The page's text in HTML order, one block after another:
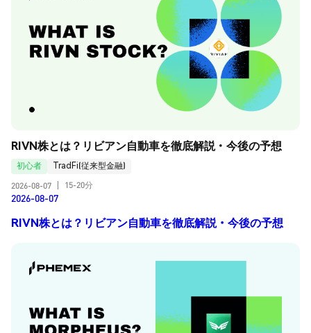
RIVN株とは？リビアン自動車を徹底解説・今後の予想
初心者
TradFi(従来型金融)
2026-08-07
15-20分
2026-08-07
RIVN株とは？リビアン自動車を徹底解説・今後の予想